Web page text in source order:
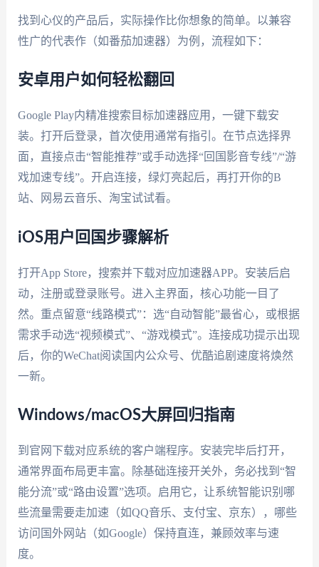
找到心仪的产品后，实际操作比你想象的简单。以兼容
性广的代表作（如番茄加速器）为例，流程如下：
安卓用户如何轻松翻回
Google Play内精准搜索目标加速器应用，一键下载安
装。打开后登录，首次使用通常有指引。在节点选择界
面，直接点击“智能推荐”或手动选择“回国影音专线”/“游
戏加速专线”。开启连接，绿灯亮起后，再打开你的B
站、网易云音乐、淘宝试试看。
iOS用户回国步骤解析
打开App Store，搜索并下载对应加速器APP。安装后启
动，注册或登录账号。进入主界面，核心功能一目了
然。重点留意“线路模式”：选“自动智能”最省心，或根据
需求手动选“视频模式”、“游戏模式”。连接成功提示出现
后，你的WeChat阅读国内公众号、优酷追剧速度将焕然
一新。
Windows/macOS大屏回归指南
到官网下载对应系统的客户端程序。安装完毕后打开，
通常界面布局更丰富。除基础连接开关外，务必找到“智
能分流”或“路由设置”选项。启用它，让系统智能识别哪
些流量需要走加速（如QQ音乐、支付宝、京东），哪些
访问国外网站（如Google）保持直连，兼顾效率与速
度。